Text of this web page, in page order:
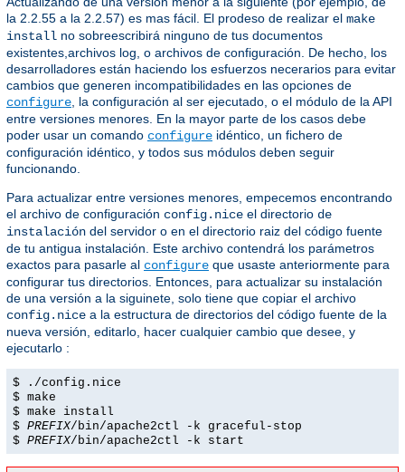
la 2.2.55 a la 2.2.57) es mas fácil. El prodeso de realizar el make
install no sobreescribirá ninguno de tus documentos
existentes,archivos log, o archivos de configuración. De hecho, los
desarrolladores están haciendo los esfuerzos necerarios para evitar
cambios que generen incompatibilidades en las opciones de
configure , la configuración al ser ejecutado, o el módulo de la API
entre versiones menores. En la mayor parte de los casos debe
poder usar un comando configure idéntico, un fichero de
configuración idéntico, y todos sus módulos deben seguir
funcionando.
Para actualizar entre versiones menores, empecemos encontrando
el archivo de configuración config.nice el directorio de
instalación del servidor o en el directorio raiz del código fuente
de tu antigua instalación. Este archivo contendrá los parámetros
exactos para pasarle al configure que usaste anteriormente para
configurar tus directorios. Entonces, para actualizar su instalación
de una versión a la siguinete, solo tiene que copiar el archivo
config.nice a la estructura de directorios del código fuente de la
nueva versión, editarlo, hacer cualquier cambio que desee, y
ejecutarlo :
$ ./config.nice
$ make
$ make install
$ PREFIX/bin/apache2ctl -k graceful-stop
$ PREFIX/bin/apache2ctl -k start